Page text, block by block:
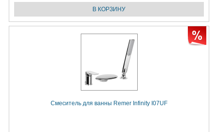
Смеситель для ванны Remer Infinity I07UF